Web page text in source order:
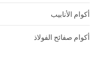
أكوام الأنابيب
أكوام صفائح الفولاذ